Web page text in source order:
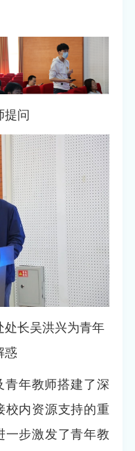
提问
处长吴洪兴为青年
惑
青年教师搭建了深
校内资源支持的重
一步激发了青年教